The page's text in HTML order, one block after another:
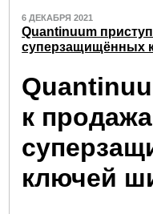
6 ДЕКАБРЯ 2021
Quantinuum
суперзащищённых
к
ключей